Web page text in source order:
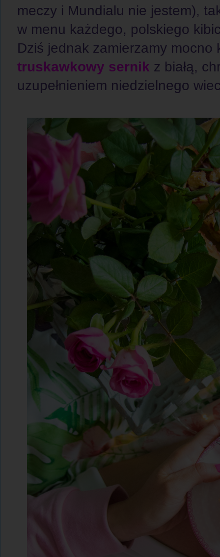
meczy i Mundialu nie jestem),
w menu każdego, polskiego
Dziś jednak zamierzamy mocno
truskawkowy sernik z białą,
uzupełnieniem niedzielnego